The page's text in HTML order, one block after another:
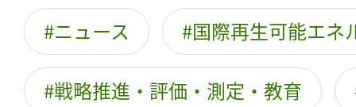
ニュース 国際再生可能エネ
戦略推進・評価・測定・教育